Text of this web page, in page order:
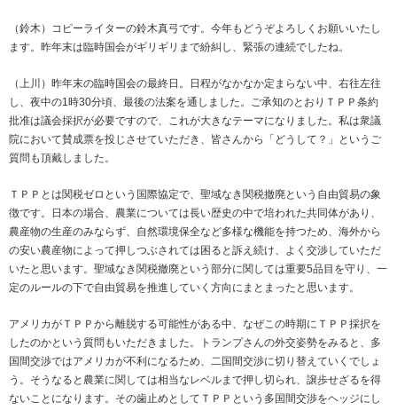
（鈴木）コピーライターの鈴木真弓です。今年もどうぞよろしくお願いいたし
ます。昨年末は臨時国会がギリギリまで紛糾し、緊張の連続でしたね。
（上川）昨年末の臨時国会の最終日。日程がなかなか定まらない中、右往左往
し、夜中の1時30分頃、最後の法案を通しました。ご承知のとおりＴＰＰ条約
批准は議会採択が必要ですので、これが大きなテーマになりました。私は衆議
院において賛成票を投じさせていただき、皆さんから「どうして？」というご
質問も頂戴しました。
ＴＰＰとは関税ゼロという国際協定で、聖域なき関税撤廃という自由貿易の象
徴です。日本の場合、農業については長い歴史の中で培われた共同体があり、
農産物の生産のみならず、自然環境保全など多様な機能を持つため、海外から
の安い農産物によって押しつぶされては困ると訴え続け、よく交渉していただ
いたと思います。聖域なき関税撤廃という部分に関しては重要5品目を守り、一
定のルールの下で自由貿易を推進していく方向にまとまったと思います。
アメリカがＴＰＰから離脱する可能性がある中、なぜこの時期にＴＰＰ採択を
したのかという質問もいただきました。トランプさんの外交姿勢をみると、多
国間交渉ではアメリカが不利になるため、二国間交渉に切り替えていくでしょ
う。そうなると農業に関しては相当なレベルまで押し切られ、譲歩せざるを得
ないことになります。その歯止めとしてＴＰＰという多国間交渉をヘッジにし